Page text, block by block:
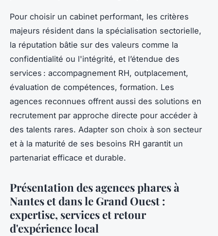
Pour choisir un cabinet performant, les critères
majeurs résident dans la spécialisation sectorielle,
la réputation bâtie sur des valeurs comme la
confidentialité ou l'intégrité, et l’étendue des
services : accompagnement RH, outplacement,
évaluation de compétences, formation. Les
agences reconnues offrent aussi des solutions en
recrutement par approche directe pour accéder à
des talents rares. Adapter son choix à son secteur
et à la maturité de ses besoins RH garantit un
partenariat efficace et durable.
Présentation des agences phares à
Nantes et dans le Grand Ouest :
expertise, services et retour
d'expérience local